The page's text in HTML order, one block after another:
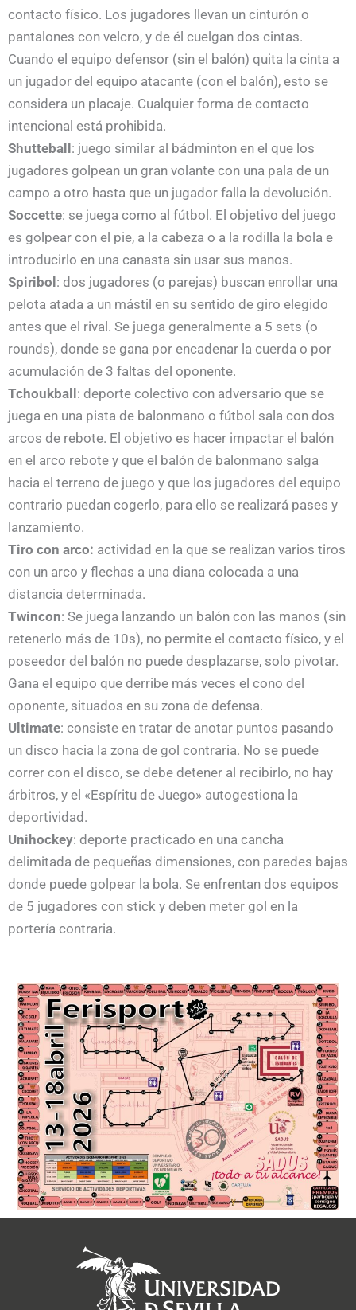
contacto físico. Los jugadores llevan un cinturón o
pantalones con velcro, y de él cuelgan dos cintas.
Cuando el equipo defensor (sin el balón) quita la cinta a
un jugador del equipo atacante (con el balón), esto se
considera un placaje. Cualquier forma de contacto
intencional está prohibida.
Shutteball: juego similar al bádminton en el que los
jugadores golpean un gran volante con una pala de un
campo a otro hasta que un jugador falla la devolución.
Soccette: se juega como al fútbol. El objetivo del juego
es golpear con el pie, a la cabeza o a la rodilla la bola e
introducirlo en una canasta sin usar sus manos.
Spiribol: dos jugadores (o parejas) buscan enrollar una
pelota atada a un mástil en su sentido de giro elegido
antes que el rival. Se juega generalmente a 5 sets (o
rounds), donde se gana por encadenar la cuerda o por
acumulación de 3 faltas del oponente.
Tchoukball: deporte colectivo con adversario que se
juega en una pista de balonmano o fútbol sala con dos
arcos de rebote. El objetivo es hacer impactar el balón
en el arco rebote y que el balón de balonmano salga
hacia el terreno de juego y que los jugadores del equipo
contrario puedan cogerlo, para ello se realizará pases y
lanzamiento.
Tiro con arco: actividad en la que se realizan varios tiros
con un arco y flechas a una diana colocada a una
distancia determinada.
Twincon: Se juega lanzando un balón con las manos (sin
retenerlo más de 10s), no permite el contacto físico, y el
poseedor del balón no puede desplazarse, solo pivotar.
Gana el equipo que derribe más veces el cono del
oponente, situados en su zona de defensa.
Ultimate: consiste en tratar de anotar puntos pasando
un disco hacia la zona de gol contraria. No se puede
correr con el disco, se debe detener al recibirlo, no hay
árbitros, y el «Espíritu de Juego» autogestiona la
deportividad.
Unihockey: deporte practicado en una cancha
delimitada de pequeñas dimensiones, con paredes bajas
donde puede golpear la bola. Se enfrentan dos equipos
de 5 jugadores con stick y deben meter gol en la
portería contraria.